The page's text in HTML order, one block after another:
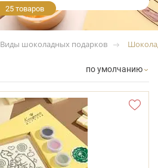
25 товаров
Виды шоколадных подарков
по умолчанию